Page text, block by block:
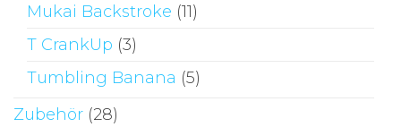
Mukai Backstroke (11)
T CrankUp (3)
Tumbling Banana (5)
Zubehör (28)